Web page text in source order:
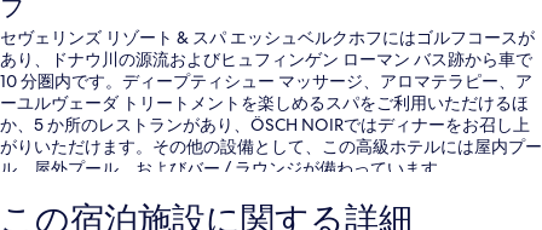
フ
セヴェリンズ リゾート & スパ エッシュベルクホフにはゴルフコースが
あり、ドナウ川の源流およびヒュフィンゲン ローマン バス跡から車で
10 分圏内です。ディープティシュー マッサージ、アロマテラピー、ア
ーユルヴェーダ トリートメントを楽しめるスパをご利用いただけるほ
か、5 か所のレストランがあり、ÖSCH NOIRではディナーをお召し上
がりいただけます。その他の設備として、この高級ホテルには屋内プー
ル、屋外プール、およびバー / ラウンジが備わっています。
この宿泊施設に関する詳細